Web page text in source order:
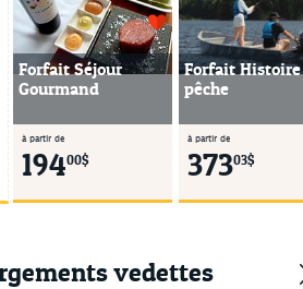
Forfait Séjour
Gourmand
à partir de
19400$
Lanaudière
Forfait
pêche
à partir de
37303$
Mauricie
vedettes